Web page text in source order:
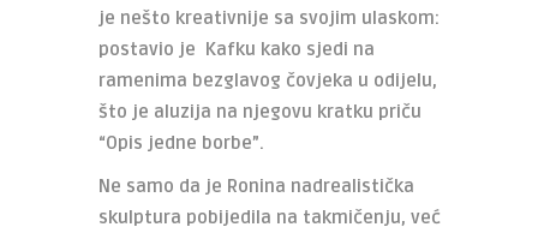
je nešto kreativnije sa svojim ulaskom:
postavio je Kafku kako sjedi na
ramenima bezglavog čovjeka u odijelu,
što je aluzija na njegovu kratku priču
“Opis jedne borbe”.
Ne samo da je Ronina nadrealistička
skulptura pobijedila na takmičenju, već